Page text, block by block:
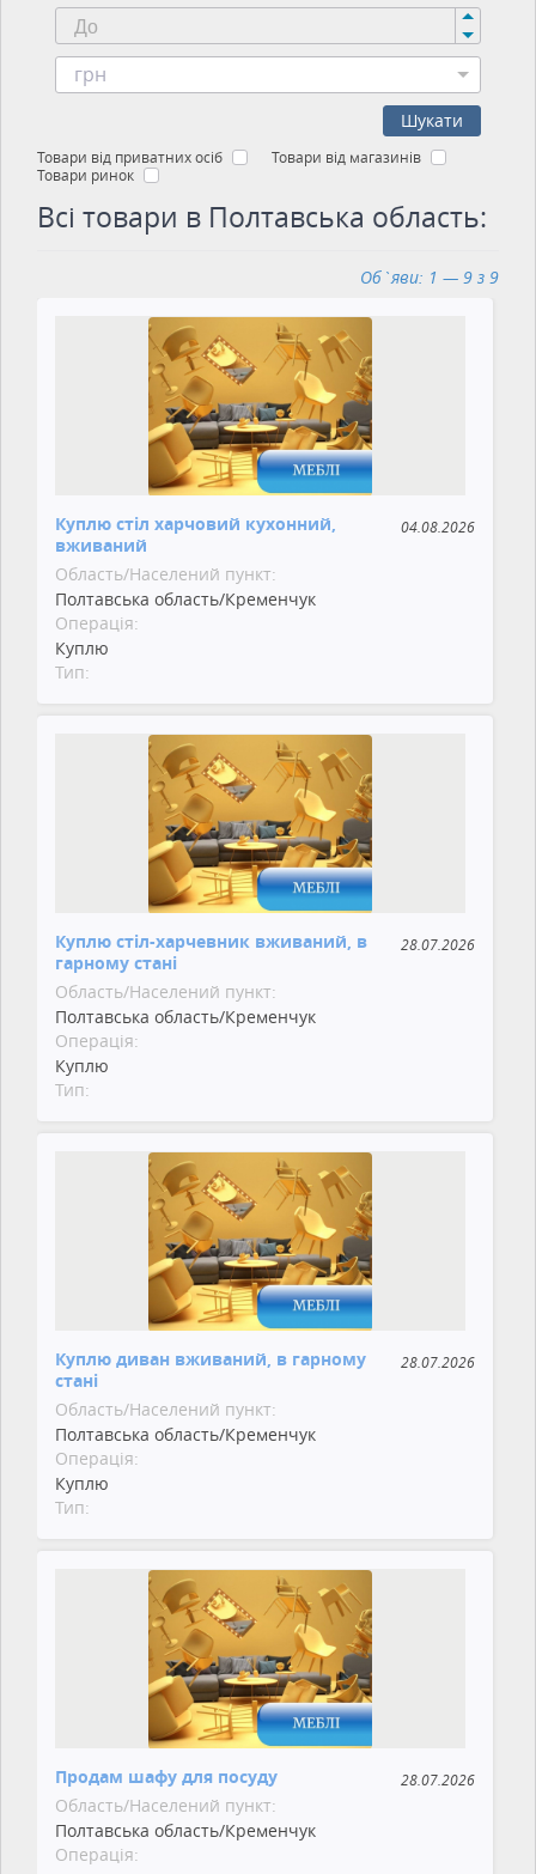
грн
Шукати
Товари від приватних осіб
Товари від магазинів
Товари ринок
Всі товари в Полтавська область:
Об`яви: 1 — 9 з 9
Куплю стіл харчовий кухонний,
вживаний
04.08.2026
Область/Населений пункт:
Полтавська область/Кременчук
Операція:
Куплю
Тип:
Куплю стіл-харчевник вживаний, в
гарному стані
28.07.2026
Область/Населений пункт:
Полтавська область/Кременчук
Операція:
Куплю
Тип:
Куплю диван вживаний, в гарному
стані
28.07.2026
Область/Населений пункт:
Полтавська область/Кременчук
Операція:
Куплю
Тип:
Продам шафу для посуду 28.07.2026
Область/Населений пункт:
Полтавська область/Кременчук
Операція: